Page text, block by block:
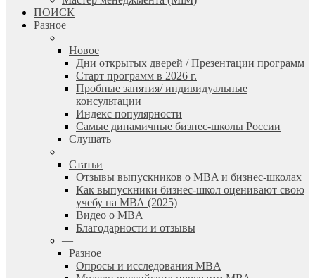
ПОИСК
Разное
—
Новое
Дни открытых дверей / Презентации программ
Старт программ в 2026 г.
Пробные занятия/ индивидуальные
консультации
Индекс популярности
Самые динамичные бизнес-школы России
Слушать
—
Статьи
Отзывы выпускников о MBA и бизнес-школах
Как выпускники бизнес-школ оценивают свою
учебу на МВА (2025)
Видео о MBA
Благодарности и отзывы
—
Разное
Опросы и исследования MBA